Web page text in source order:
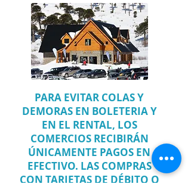
PARA EVITAR COLAS Y
DEMORAS EN BOLETERIA Y
EN EL RENTAL, LOS
COMERCIOS RECIBIRÁN
ÚNICAMENTE PAGOS EN
EFECTIVO. LAS COMPRAS
CON TARJETAS DE DÉBITO O